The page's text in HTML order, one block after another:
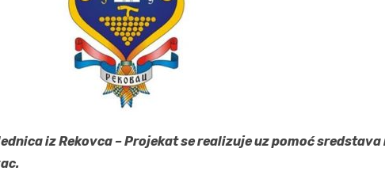
iz Rekovca – Projekat se realizuje uz pomoć sredstava